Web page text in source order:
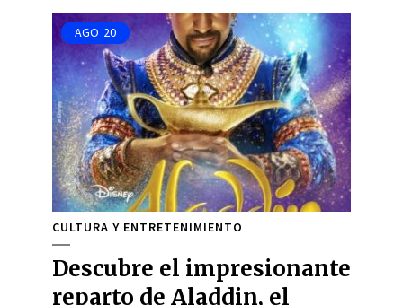
AGO 20
CULTURA Y ENTRETENIMIENTO
Descubre el impresionante
reparto de Aladdin, el